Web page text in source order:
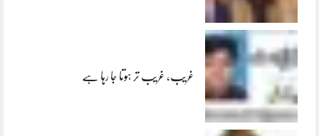
غریب، غریب تر ہوتا جا رہا ہے